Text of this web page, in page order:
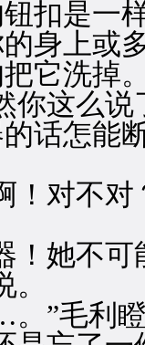
扣是一
身上或
它洗掉
么说
话怎能
对不对
她不可
毛利瞪